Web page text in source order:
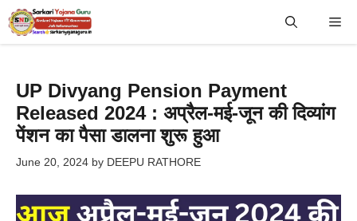
Skip
to
UP Divyang Pension Payment
Released 2024 : अप्रैल-मई-जून की दिव्यांग
पेंशन का पैसा डालना शुरू हुआ
June 20, 2024 by DEEPU RATHORE